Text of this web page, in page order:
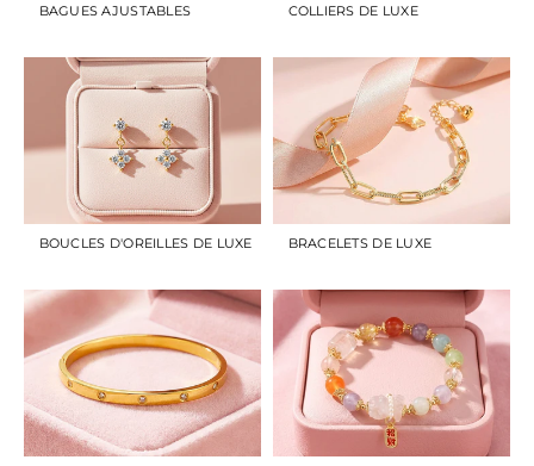
BAGUES AJUSTABLES COLLIERS DE LUXE
BOUCLES D'OREILLES DE LUXE BRACELETS DE LUXE